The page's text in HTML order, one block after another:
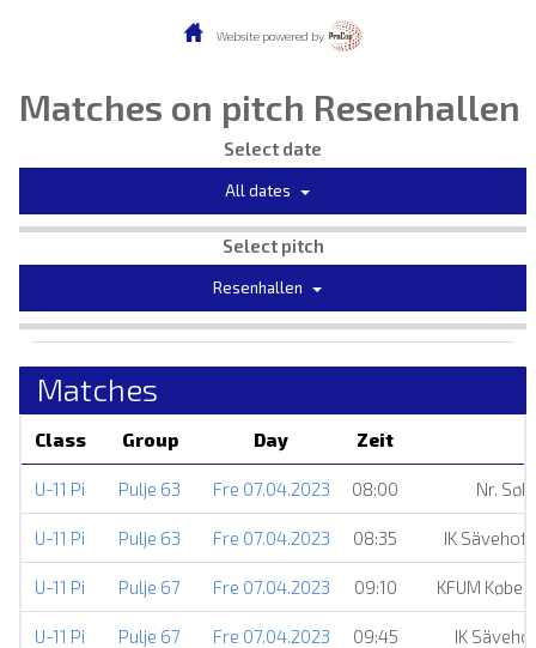
Website powered by
Matches on pitch Resenhallen
Select date
All dates
Select pitch
Resenhallen
Matches
Class Group Day Zeit
U-11 Pi Pulje 63 Fre 07.04.2023 08:00 Nr.
U-11 Pi Pulje 63 Fre 07.04.2023 08:35 IK Sävehof
U-11 Pi Pulje 67 Fre 07.04.2023 09:10 KFUM
U-11 Pi Pulje 67 Fre 07.04.2023 09:45 IK